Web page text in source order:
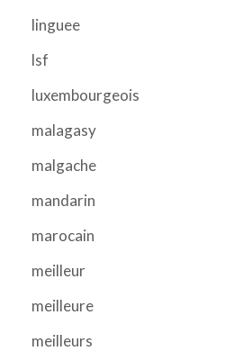
linguee
lsf
luxembourgeois
malagasy
malgache
mandarin
marocain
meilleur
meilleure
meilleurs